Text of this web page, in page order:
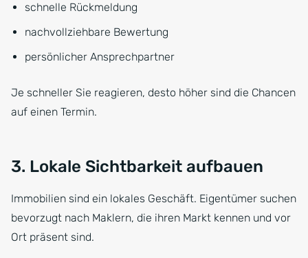
schnelle Rückmeldung
nachvollziehbare Bewertung
persönlicher Ansprechpartner
Je schneller Sie reagieren, desto höher sind die Chancen
auf einen Termin.
3. Lokale Sichtbarkeit aufbauen
Immobilien sind ein lokales Geschäft. Eigentümer suchen
bevorzugt nach Maklern, die ihren Markt kennen und vor
Ort präsent sind.